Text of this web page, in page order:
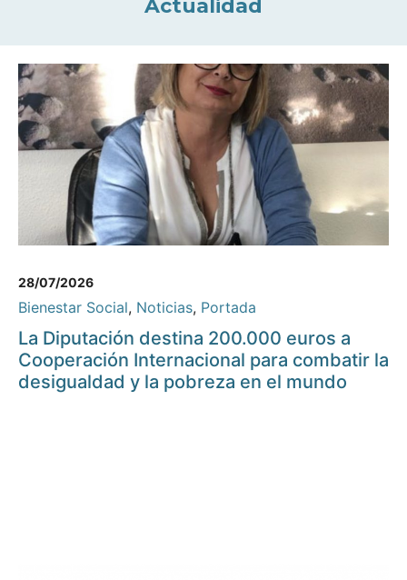
Actualidad
28/07/2026
Bienestar Social, Noticias, Portada
La Diputación destina 200.000 euros a
Cooperación Internacional para combatir la
desigualdad y la pobreza en el mundo